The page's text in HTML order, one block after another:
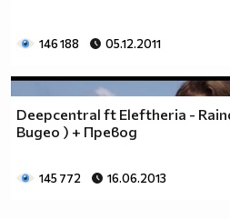
146 188 05.12.2011
Deepcentral ft Eleftheria -
Видео ) + Превод
145 772 16.06.2013